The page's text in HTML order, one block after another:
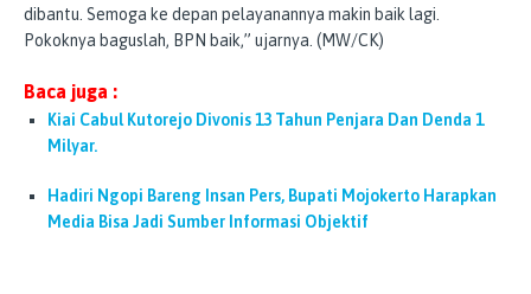
dibantu. Semoga ke depan pelayanannya makin baik lagi.
Pokoknya baguslah, BPN baik,” ujarnya. (MW/CK)
Baca juga :
Kiai Cabul Kutorejo Divonis 13 Tahun Penjara Dan Denda 1
Milyar.
Hadiri Ngopi Bareng Insan Pers, Bupati Mojokerto Harapkan
Media Bisa Jadi Sumber Informasi Objektif